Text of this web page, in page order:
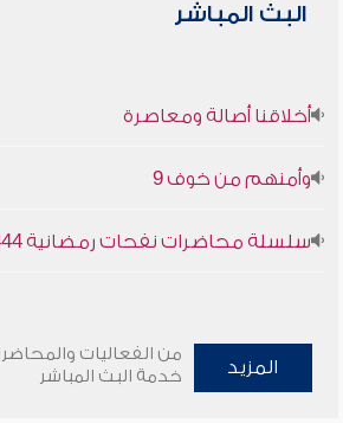
البث المباشر
أخلاقنا أصالة ومعاصرة
وأمنهم من خوف 9
سلسلة محاضرات نفحات رمضانية 1444هـ
المزيد
من الفعاليات
خدمة البث المباشر